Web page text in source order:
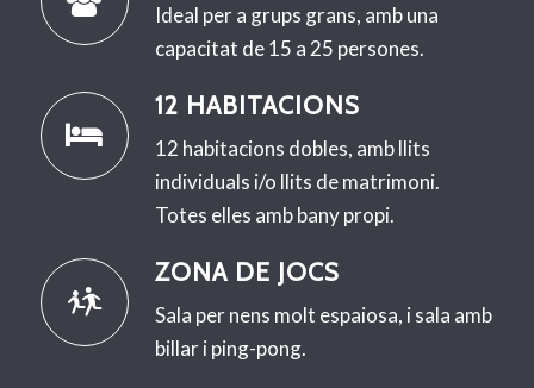
Ideal per a grups grans, amb una
capacitat de 15 a 25 persones.
12 HABITACIONS
12 habitacions dobles, amb llits
individuals i/o llits de matrimoni.
Totes elles amb bany propi.
ZONA DE JOCS
Sala per nens molt espaiosa, i sala amb
billar i ping-pong.